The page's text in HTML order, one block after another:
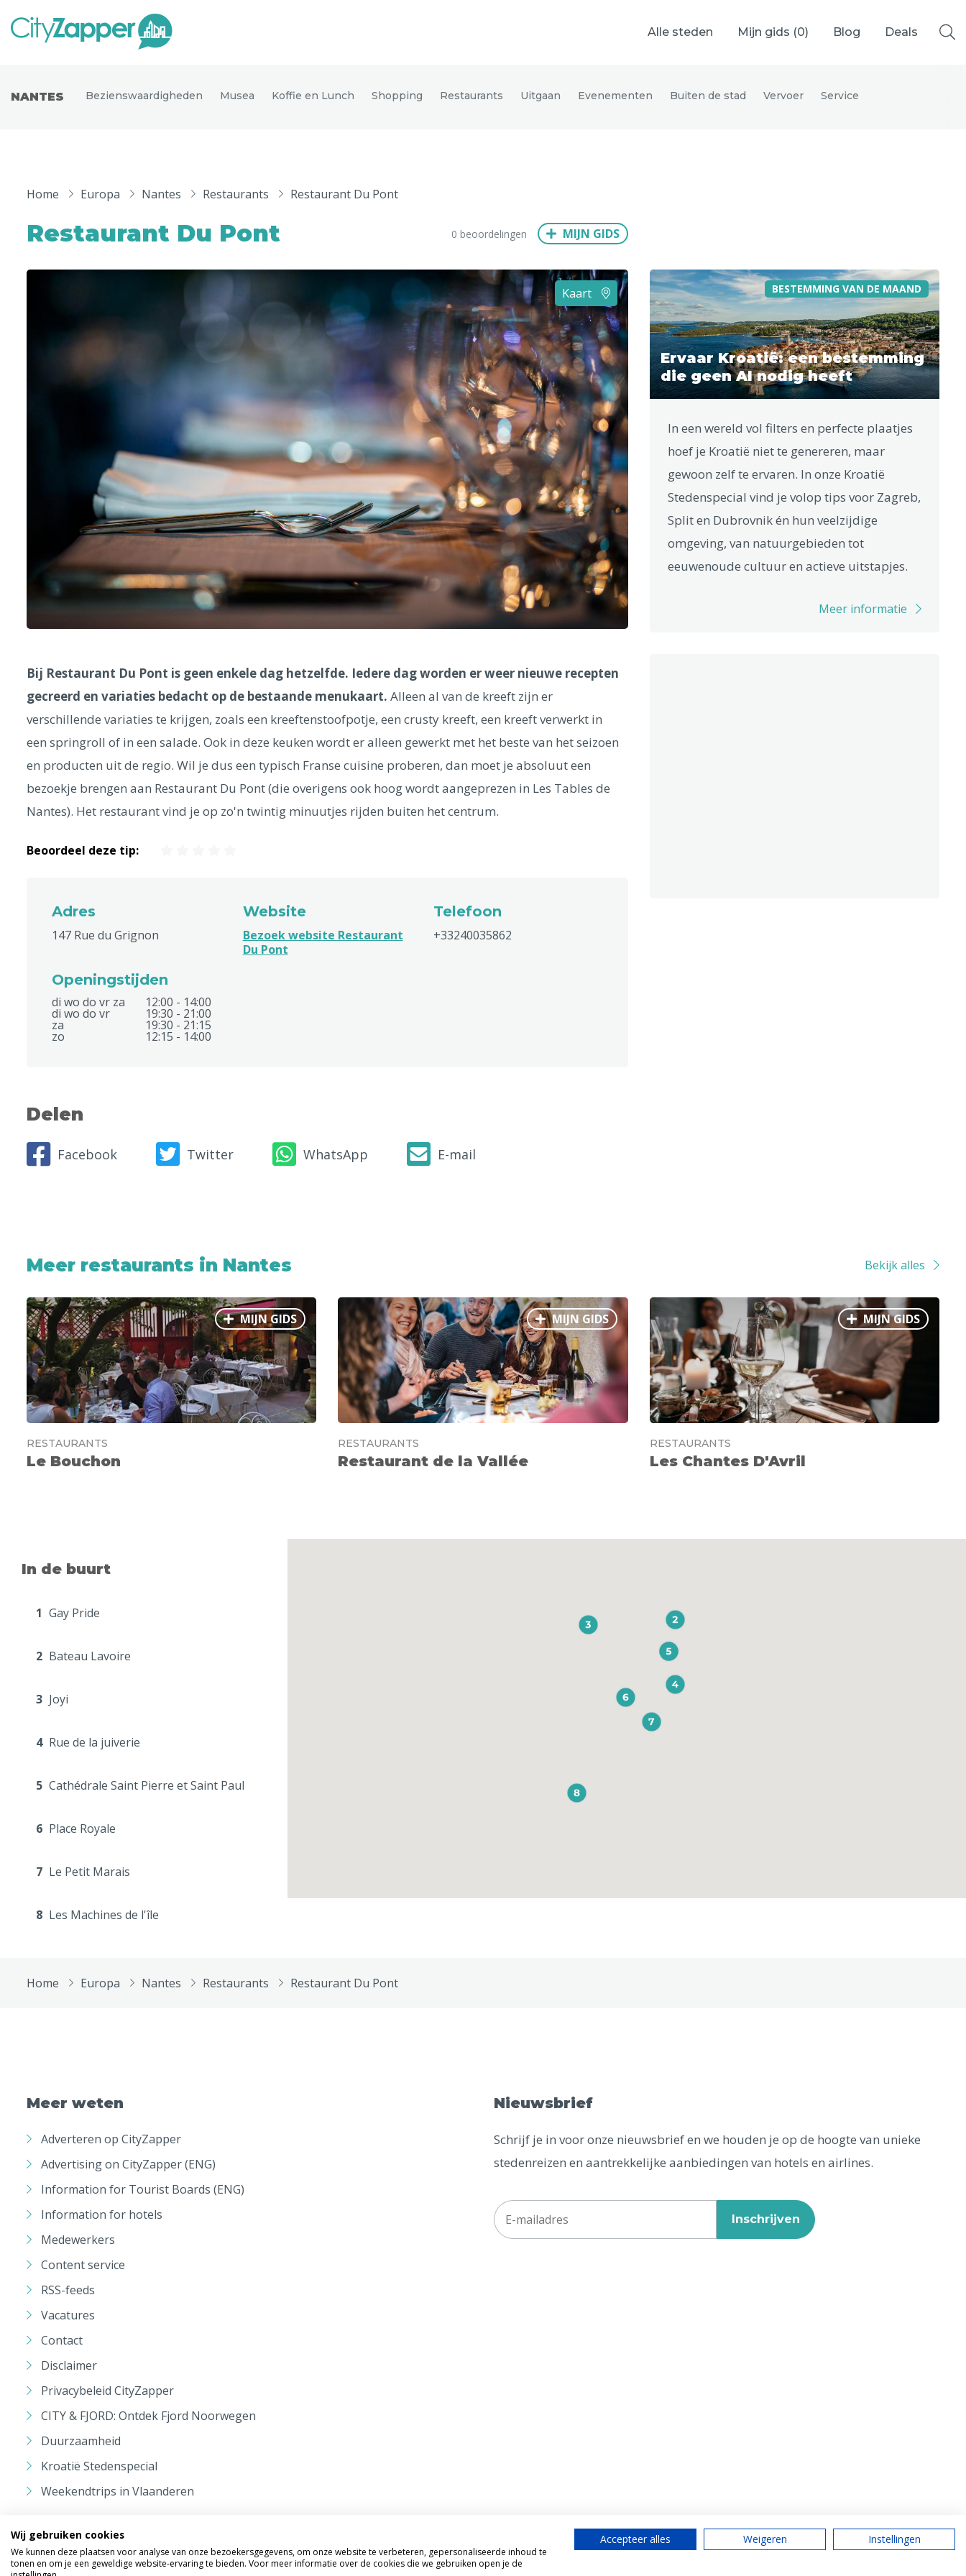
Alle steden Mijn gids (0) Blog Deals
Nederland
Europa
Andere wereldsteden
Florence
München Wenen Budapest Bangkok
NANTES Bezienswaardigheden Musea Koffie en Lunch Shopping Restaurants Uitgaan Evenementen Buiten de stad Vervoer Service
Home Europa Nantes Restaurants Restaurant Du Pont
Restaurant Du Pont 0 beoordelingen MIJN GIDS
Kaart
Bij Restaurant Du Pont is geen enkele dag hetzelfde. Iedere dag worden er weer nieuwe recepten
gecreerd en variaties bedacht op de bestaande menukaart. Alleen al van de kreeft zijn er
verschillende variaties te krijgen, zoals een kreeftenstoofpotje, een crusty kreeft, een kreeft verwerkt in
een springroll of in een salade. Ook in deze keuken wordt er alleen gewerkt met het beste van het seizoen
en producten uit de regio. Wil je dus een typisch Franse cuisine proberen, dan moet je absoluut een
bezoekje brengen aan Restaurant Du Pont (die overigens ook hoog wordt aangeprezen in Les Tables de
Nantes). Het restaurant vind je op zo'n twintig minuutjes rijden buiten het centrum.
Beoordeel deze tip:
Adres
147 Rue du Grignon
Website
Bezoek website Restaurant
Du Pont
Telefoon
+33240035862
Openingstijden
di wo do vr za 12:00 - 14:00
di wo do vr 19:30 - 21:00
za 19:30 - 21:15
zo 12:15 - 14:00
Delen
Facebook Twitter WhatsApp E-mail
BESTEMMING VAN DE MAAND
Ervaar Kroatië: een bestemming
die geen AI nodig heeft
In een wereld vol filters en perfecte plaatjes
hoef je Kroatië niet te genereren, maar
gewoon zelf te ervaren. In onze Kroatië
Stedenspecial vind je volop tips voor Zagreb,
Split en Dubrovnik én hun veelzijdige
omgeving, van natuurgebieden tot
eeuwenoude cultuur en actieve uitstapjes.
Meer informatie
Meer restaurants in Nantes Bekijk alles
MIJN GIDS
RESTAURANTS
Le Bouchon
MIJN GIDS
RESTAURANTS
Restaurant de la Vallée
MIJN GIDS
RESTAURANTS
Les Chantes D'Avril
In de buurt
1 Gay Pride
2 Bateau Lavoire
3 Joyi
4 Rue de la juiverie
5 Cathédrale Saint Pierre et Saint Paul
6 Place Royale
7 Le Petit Marais
8 Les Machines de l'île
Home Europa Nantes Restaurants Restaurant Du Pont
Meer weten
Adverteren op CityZapper
Advertising on CityZapper (ENG)
Information for Tourist Boards (ENG)
Information for hotels
Medewerkers
Content service
RSS-feeds
Vacatures
Contact
Disclaimer
Privacybeleid CityZapper
CITY & FJORD: Ontdek Fjord Noorwegen
Duurzaamheid
Kroatië Stedenspecial
Weekendtrips in Vlaanderen
Nieuwsbrief
Schrijf je in voor onze nieuwsbrief en we houden je op de hoogte van unieke
stedenreizen en aantrekkelijke aanbiedingen van hotels en airlines.
Inschrijven
Wij gebruiken cookies
We kunnen deze plaatsen voor analyse van onze bezoekersgegevens, om onze website te verbeteren, gepersonaliseerde inhoud te
tonen en om je een geweldige website-ervaring te bieden. Voor meer informatie over de cookies die we gebruiken open je de
Accepteer alles Weigeren Instellingen